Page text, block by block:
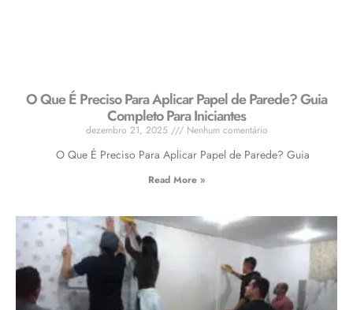
O Que É Preciso Para Aplicar Papel de Parede? Guia
Completo Para Iniciantes
dezembro 21, 2025 Nenhum comentário
O Que É Preciso Para Aplicar Papel de Parede? Guia
Read More »